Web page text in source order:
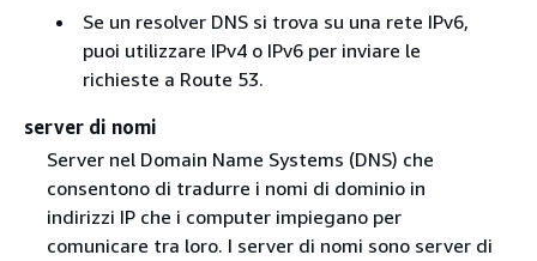
Se un resolver DNS si trova su una rete IPv6,
puoi utilizzare IPv4 o IPv6 per inviare le
richieste a Route 53.
server di nomi
Server nel Domain Name Systems (DNS) che
consentono di tradurre i nomi di dominio in
indirizzi IP che i computer impiegano per
comunicare tra loro. I server di nomi sono server di